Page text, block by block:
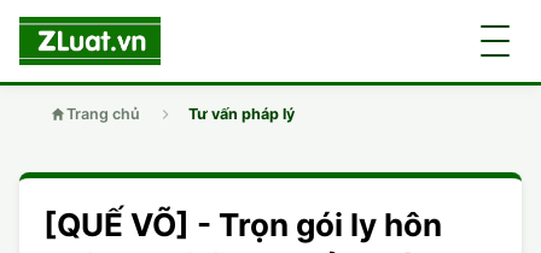
LUẬT SƯ
Trang chủ Tư vấn pháp lý
[QUẾ VÕ] - Trọn gói ly hôn